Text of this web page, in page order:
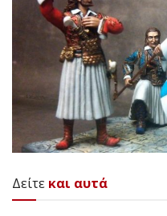
Δείτε και αυτά